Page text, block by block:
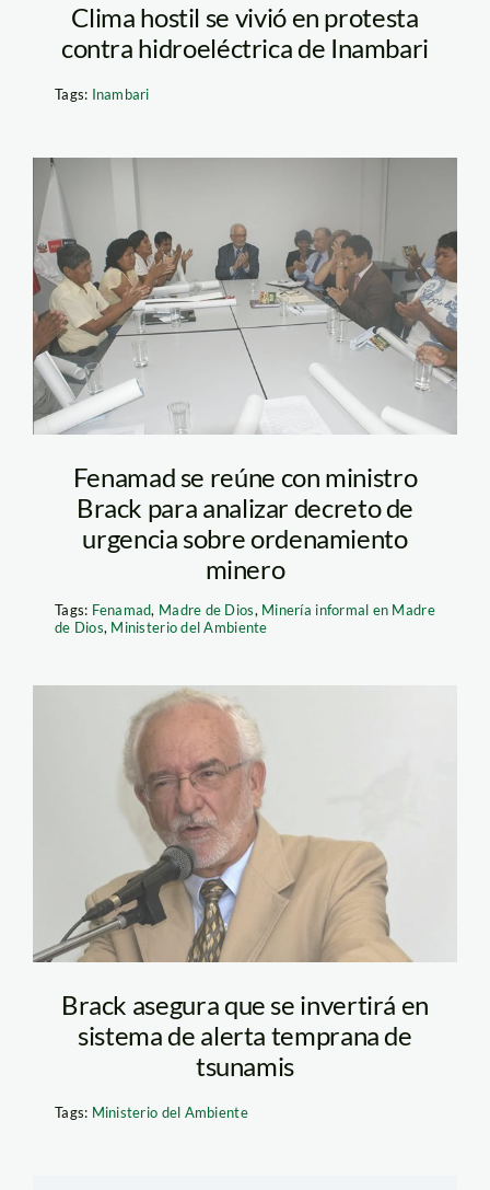
Clima hostil se vivió en protesta
contra hidroeléctrica de Inambari
Tags: Inambari
brack_con_fenamad
Fenamad se reúne con ministro
Brack para analizar decreto de
urgencia sobre ordenamiento
minero
Tags: Fenamad, Madre de Dios, Minería informal en Madre
de Dios, Ministerio del Ambiente
brack_antonio_spda
Brack asegura que se invertirá en
sistema de alerta temprana de
tsunamis
Tags: Ministerio del Ambiente